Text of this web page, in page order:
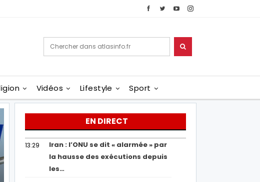
Vidéos Lifestyle Sport
EN DIRECT
13:29
Iran : l’ONU se dit « alarmée » par
la hausse des exécutions depuis
les…